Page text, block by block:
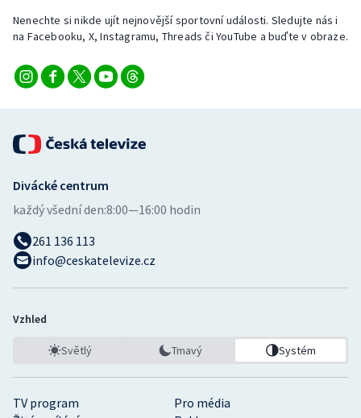
Nenechte si nikde ujít nejnovější sportovní události. Sledujte nás i
na Facebooku, X, Instagramu, Threads či YouTube a buďte v obraze.
TV program
Pro média
Divácké centrum
každý všední den:8:00—16:00 hodin
261 136 113
info@ceskatelevize.cz
Vzhled
Světlý Tmavý Systém